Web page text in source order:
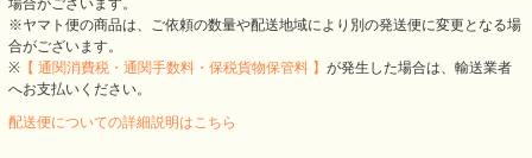
場合がございます。
※ヤマト便の商品は、ご依頼の数量や配送地域により別の発送便に変更となる場
合がございます。
※ 【 通関消費税・通関手数料・保税貨物保管料 】 が発生した場合は、輸送業者
へお支払いください。
配送便についての詳細説明はこちら